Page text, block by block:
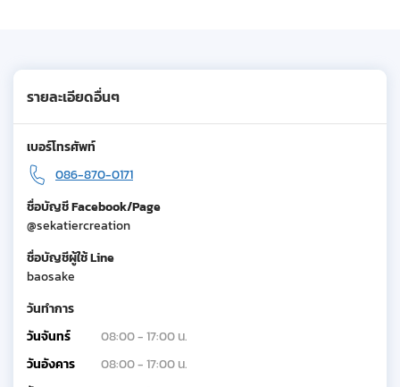
รายละเอียดอื่นๆ
เบอร์โทรศัพท์
086-870-0171
ชื่อบัญชี Facebook/Page
@sekatiercreation
ชื่อบัญชีผู้ใช้ Line
baosake
วันทำการ
วันจันทร์
08:00 - 17:00 น.
วันอังคาร
08:00 - 17:00 น.